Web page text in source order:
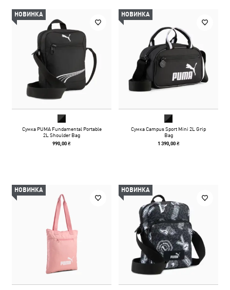
НОВИНКА
Сумка PUMA Fundamental Portable
2L Shoulder Bag
990,00 ₴
НОВИНКА
Сумка Campus Sport Mini 2L Grip
Bag
1 390,00 ₴
НОВИНКА НОВИНКА